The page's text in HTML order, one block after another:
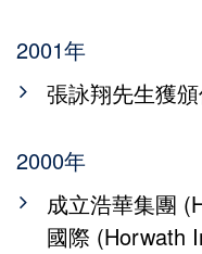
2001年
張詠翔先生獲
2000年
成立浩華集團
國際 (Horwath